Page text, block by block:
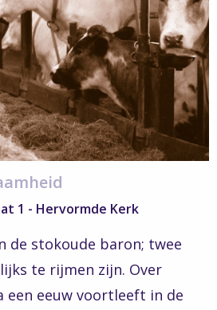
1 - Hervormde Kerk
de stokoude baron; twee
te rijmen zijn. Over
eeuw voortleeft in de